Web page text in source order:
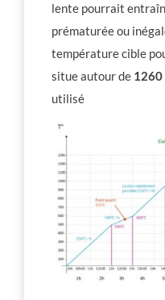
lente pourrait
prématurée ou
température cible
situe autour de 1260
utilisé